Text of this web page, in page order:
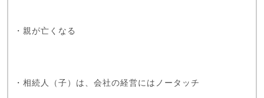
・親が亡くなる
・相続人（子）は、会社の経営にはノータッチ